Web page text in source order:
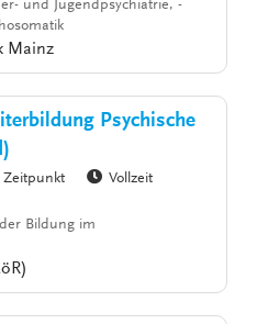
und Jugendpsychiatrie, -
Mainz
Psychische
Zeitpunkt
Vollzeit
Bildung im